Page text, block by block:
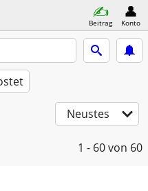
Beitrag Konto
Neustes
1 - 60von 60